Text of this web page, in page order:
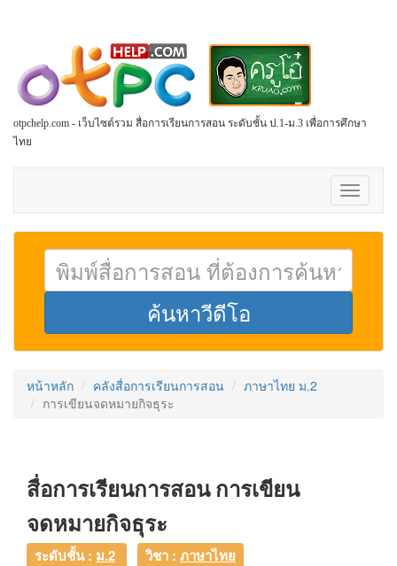
otpchelp.com - เว็บไซต์รวม สื่อการเรียนการสอน ระดับชั้น ป.1-ม.3 เพื่อการศึกษา
ไทย
Toggle
หน้าหลัก คลังสื่อการเรียนการสอน
ภาษาไทย ม.2
การเขียนจดหมายกิจธุระ
สื่อการเรียนการสอน การเขียน
จดหมายกิจธุระ
ระดับชั้น : ม.2 วิชา : ภาษาไทย